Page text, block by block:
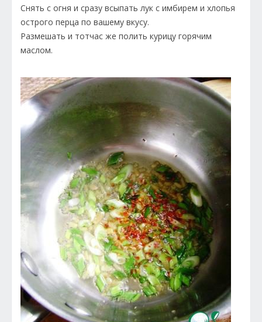
Снять с огня и сразу всыпать лук с имбирем и хлопья
острого перца по вашему вкусу.
Размешать и тотчас же полить курицу горячим
маслом.